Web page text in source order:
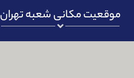
موقعیت مکانی شعبه تهران